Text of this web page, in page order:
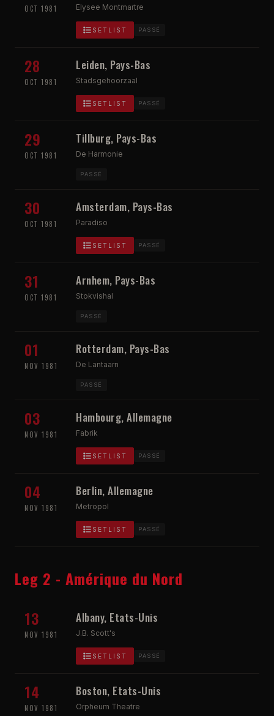
OCT 1981 Elysee Montmartre
SETLIST PASSÉ
28
OCT 1981
Leiden, Pays-Bas
Stadsgehoorzaal
SETLIST PASSÉ
29
OCT 1981
Tillburg, Pays-Bas
De Harmonie
PASSÉ
30
OCT 1981
Amsterdam, Pays-Bas
Paradiso
SETLIST PASSÉ
31
OCT 1981
Arnhem, Pays-Bas
Stokvishal
PASSÉ
01
NOV 1981
Rotterdam, Pays-Bas
De Lantaarn
PASSÉ
03
NOV 1981
Hambourg, Allemagne
Fabrik
SETLIST PASSÉ
04
NOV 1981
Berlin, Allemagne
Metropol
SETLIST PASSÉ
Leg 2 - Amérique du Nord
13
NOV 1981
Albany, Etats-Unis
J.B. Scott's
SETLIST PASSÉ
14
NOV 1981
Boston, Etats-Unis
Orpheum Theatre